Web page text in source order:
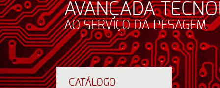
AVANÇADA
AO SERVIÇO DA PESAGEM
CATÁLOGO